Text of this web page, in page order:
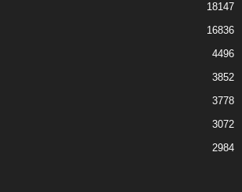
18147
16836
4496
3852
3778
3072
2984